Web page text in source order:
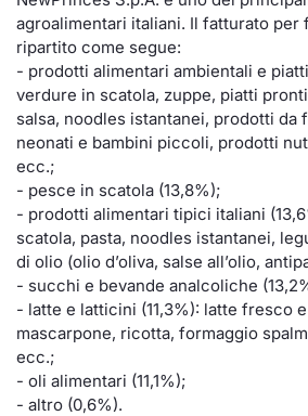
agroalimentari italiani. Il fatturato per
ripartito come segue:
- prodotti alimentari ambientali e
verdure in scatola, zuppe, piatti
salsa, noodles istantanei, prodotti da
neonati e bambini piccoli, prodotti
ecc.;
- pesce in scatola (13,8%);
- prodotti alimentari tipici italiani
scatola, pasta, noodles istantanei,
di olio (olio d’oliva, salse all’olio,
- succhi e bevande analcoliche
- latte e latticini (11,3%): latte fresco
mascarpone, ricotta, formaggio
ecc.;
- oli alimentari (11,1%);
- altro (0,6%).
Documenti
Listed Brands
Calendario Conferenze
IPO e Matricole
Cambi
MiFID 2
Notizie e Formazione
Chi siamo